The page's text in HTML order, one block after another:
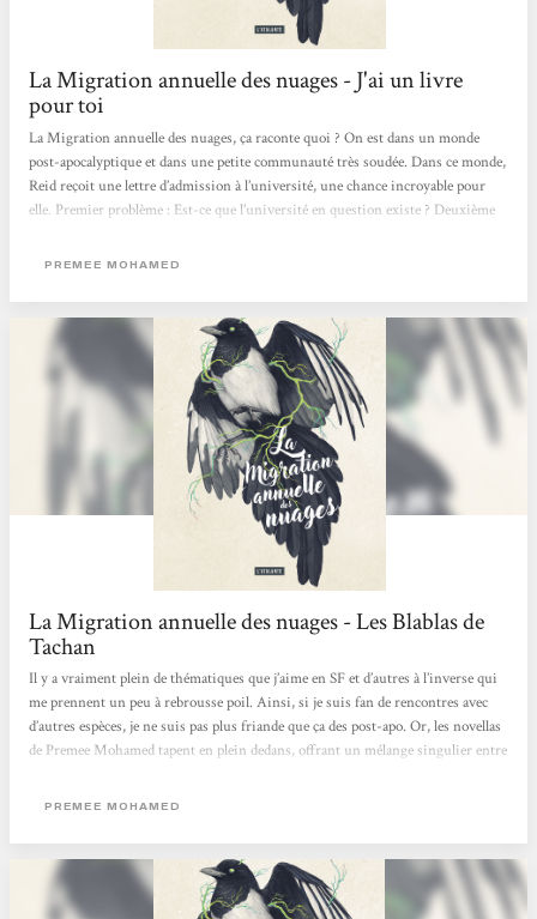
La Migration annuelle des nuages - J'ai un livre
pour toi
La Migration annuelle des nuages, ça raconte quoi ? On est dans un monde
post-apocalyptique et dans une petite communauté très soudée. Dans ce monde,
Reid reçoit une lettre d’admission à l’université, une chance incroyable pour
elle. Premier problème : Est-ce que l’université en question existe ? Deuxième
indispensable ? Troisième problème : Elle a inoculé un parasite qui lentement la
ce livre, c’est le côté...
PREMEE MOHAMED
La Migration annuelle des nuages - Les Blablas de
Tachan
Il y a vraiment plein de thématiques que j’aime en SF et d’autres à l’inverse qui
me prennent un peu à rebrousse poil. Ainsi, si je suis fan de rencontres avec
d’autres espèces, je ne suis pas plus friande que ça des post-apo. Or, les novellas
de Premee Mohamed tapent en plein dedans, offrant un mélange singulier entre
simple qui a pourtant sa propre poésie, l’autrice indo-caribéenne, nous propose
crade...
PREMEE MOHAMED